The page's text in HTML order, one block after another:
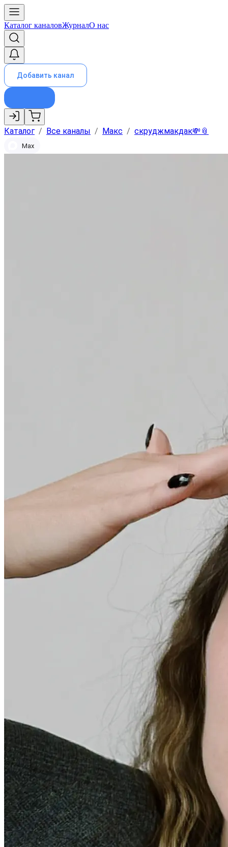
Каталог каналовЖурналО нас
Добавить канал
Каталог / Все каналы / Макс / скруджмакдак💸📎
Max